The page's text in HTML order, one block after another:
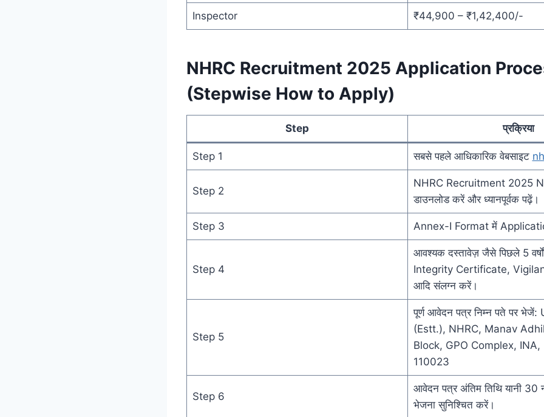
Inspector ₹44,900 – ₹1,42,400/-
NHRC Recruitment 2025 Application
(Stepwise How to Apply)
Step प्रक्रिया
Step 1 सबसे पहले आधिकारिक वेबसाइट
Step 2
NHRC Recruitment 2025
डाउनलोड करें और ध्यानपूर्वक पढ़ें।
Step 3 Annex-I Format में
Step 4
आवश्यक दस्तावेज़ जैसे पिछले 5
Integrity Certificate,
आदि संलग्न करें।
Step 5
पूर्ण आवेदन पत्र निम्न पते पर
(Estt.), NHRC, Manav
Block, GPO Complex,
110023
Step 6
आवेदन पत्र अंतिम तिथि यानी
भेजना सुनिश्चित करें।